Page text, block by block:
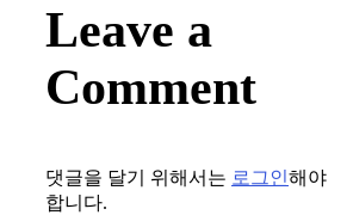
Leave a
Comment
댓글을 달기 위해서는 로그인해야
합니다.